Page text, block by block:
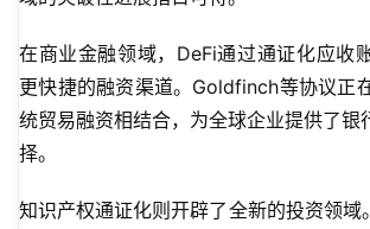
在商业金融领域，DeFi通过通证化应收
更快捷的融资渠道。Goldfinch等协议正
统贸易融资相结合，为全球企业提供了银
择。
知识产权通证化则开辟了全新的投资领域